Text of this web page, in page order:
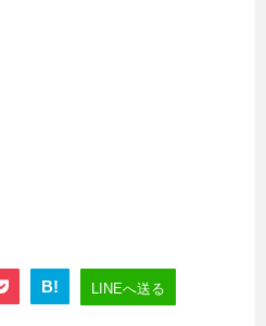
B! LINEへ送る